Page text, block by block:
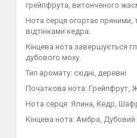
грейпфрута, витонченого
Нота серця огортає
відтінками кедра.
Кінцева нота завершується
дубового моху.
Тип аромату: східні, деревні
Початкова нота: Грейпфрут,
Нота серця: Ялина, Кедр,
Кінцева нота: Амбра,